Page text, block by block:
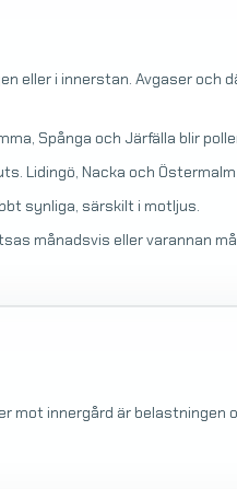
eller i innerstan. Avgaser
Spånga och Järfälla blir
Lidingö, Nacka och
synliga, särskilt i motljus.
månadsvis eller varannan
innergård är belastningen